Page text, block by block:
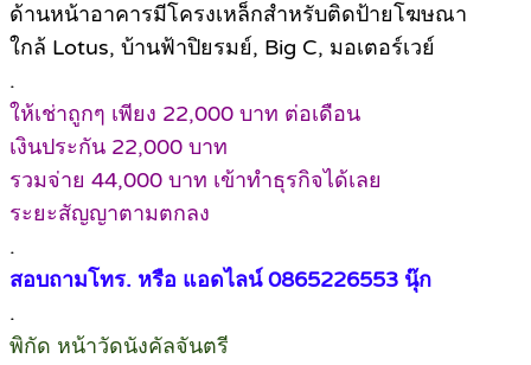
ด้านหน้าอาคารมีโครงเหล็กสำหรับติดป้ายโฆษณา
ใกล้ Lotus, บ้านฟ้าปิยรมย์, Big C, มอเตอร์เวย์
.
ให้เช่าถูกๆ เพียง 22,000 บาท ต่อเดือน
เงินประกัน 22,000 บาท
รวมจ่าย 44,000 บาท เข้าทำธุรกิจได้เลย
ระยะสัญญาตามตกลง
.
สอบถามโทร. หรือ แอดไลน์ 0865226553 นุ๊ก
.
พิกัด หน้าวัดนังคัลจันตรี